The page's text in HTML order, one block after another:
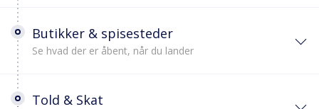
Butikker & spisesteder
Se hvad der er åbent, når du lander
Told & Skat